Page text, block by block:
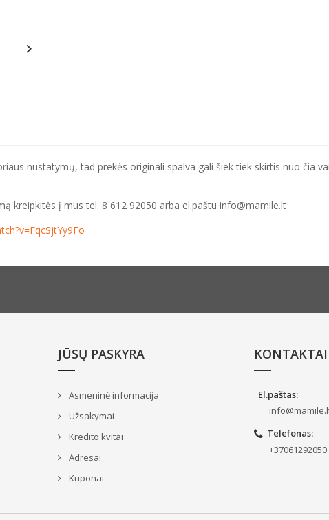

nustatymų, tad prekės originali spalva gali šiek tiek skirtis nuo čia
kreipkitės į mus tel. 8 612 92050 arba el.paštu info@mamile.lt
JŪSŲ PASKYRA
Asmeninė informacija
Užsakymai
Kredito kvitai
Adresai
Kuponai
KONTAKTAI
El.paštas:
Telefonas:
+37061292050